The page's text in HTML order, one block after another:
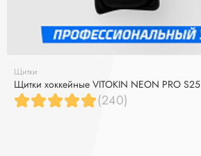
Щитки
Щитки хоккейные VITOKIN NEON PRO S25
(240)